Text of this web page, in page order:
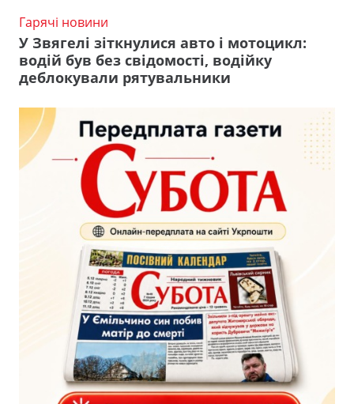
Гарячі новини
У Звягелі зіткнулися авто і мотоцикл:
водій був без свідомості, водійку
деблокували рятувальники